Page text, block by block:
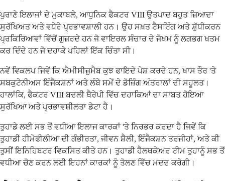
ਪੁਰਾਣੇ ਇਲਾਜਾਂ ਦੇ ਮੁਕਾਬਲੇ, ਆਧੁਨਿਕ ਫੈਕਟਰ VIII ਉਤਪਾਦ ਬਹੁਤ ਜ਼ਿਆਦਾ
ਸੁਰੱਖਿਅਤ ਅਤੇ ਵਧੇਰੇ ਪ੍ਰਭਾਵਸ਼ਾਲੀ ਹਨ। ਉਹ ਸਖ਼ਤ ਟੈਸਟਿੰਗ ਅਤੇ ਸ਼ੁੱਧੀਕਰਨ
ਪ੍ਰਕਿਰਿਆਵਾਂ ਵਿੱਚੋਂ ਗੁਜ਼ਰਦੇ ਹਨ ਜੋ ਵਾਇਰਲ ਸੰਚਾਰ ਦੇ ਜੋਖਮ ਨੂੰ ਲਗਭਗ ਖਤਮ
ਕਰ ਦਿੰਦੇ ਹਨ ਜੋ ਦਹਾਕੇ ਪਹਿਲਾਂ ਇੱਕ ਚਿੰਤਾ ਸੀ।
ਨਵੇਂ ਵਿਕਲਪ ਜਿਵੇਂ ਕਿ ਐਮੀਸੀਜ਼ੁਮੈਬ ਕੁਝ ਫਾਇਦੇ ਪੇਸ਼ ਕਰਦੇ ਹਨ, ਖਾਸ ਤੌਰ 'ਤੇ
ਸਬਕੁਟੇਨੀਅਸ ਇੰਜੈਕਸ਼ਨਾਂ ਅਤੇ ਲੰਬੇ ਸਮੇਂ ਦੇ ਡੋਜ਼ਿੰਗ ਅੰਤਰਾਲਾਂ ਦੀ ਸਹੂਲਤ।
ਹਾਲਾਂਕਿ, ਫੈਕਟਰ VIII ਬਦਲੀ ਥੈਰੇਪੀ ਵਿੱਚ ਦਹਾਕਿਆਂ ਦਾ ਸਾਬਤ ਹੋਇਆ
ਸੁਰੱਖਿਆ ਅਤੇ ਪ੍ਰਭਾਵਸ਼ੀਲਤਾ ਡੇਟਾ ਹੈ।
ਤੁਹਾਡੇ ਲਈ ਸਭ ਤੋਂ ਵਧੀਆ ਇਲਾਜ ਕਾਰਕਾਂ 'ਤੇ ਨਿਰਭਰ ਕਰਦਾ ਹੈ ਜਿਵੇਂ ਕਿ
ਤੁਹਾਡੀ ਹੀਮੋਫੀਲੀਆ ਦੀ ਗੰਭੀਰਤਾ, ਜੀਵਨ ਸ਼ੈਲੀ, ਇੰਜੈਕਸ਼ਨ ਤਰਜੀਹਾਂ, ਅਤੇ ਕੀ
ਤੁਸੀਂ ਇਨਿਹਿਬਟਰ ਵਿਕਸਿਤ ਕੀਤੇ ਹਨ। ਤੁਹਾਡੀ ਹੈਲਥਕੇਅਰ ਟੀਮ ਤੁਹਾਨੂੰ ਸਭ ਤੋਂ
ਵਧੀਆ ਚੋਣ ਕਰਨ ਲਈ ਇਹਨਾਂ ਕਾਰਕਾਂ ਨੂੰ ਤੋਲਣ ਵਿੱਚ ਮਦਦ ਕਰੇਗੀ।